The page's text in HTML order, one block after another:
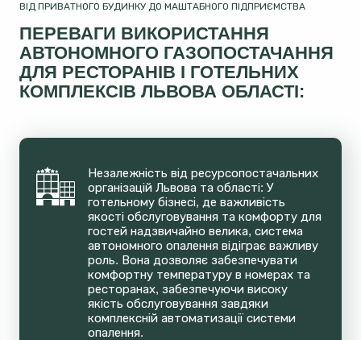
ВІД ПРИВАТНОГО БУДИНКУ ДО МАШТАБНОГО ПІДПРИЄМСТВА
ПЕРЕВАГИ ВИКОРИСТАННЯ
АВТОНОМНОГО ГАЗОПОСТАЧАННЯ
ДЛЯ РЕСТОРАНІВ І ГОТЕЛЬНИХ
КОМПЛЕКСІВ ЛЬВОВА ОБЛАСТІ:
Незалежність від ресурсопостачальних
організацій Львова та області: У
готельному бізнесі, де важливість
якості обслуговування та комфорту для
гостей надзвичайно велика, система
автономного опалення відіграє важливу
роль. Вона дозволяє забезпечувати
комфортну температуру в номерах та
ресторанах, забезпечуючи високу
якість обслуговування завдяки
комплексній автоматизації системи
опалення.